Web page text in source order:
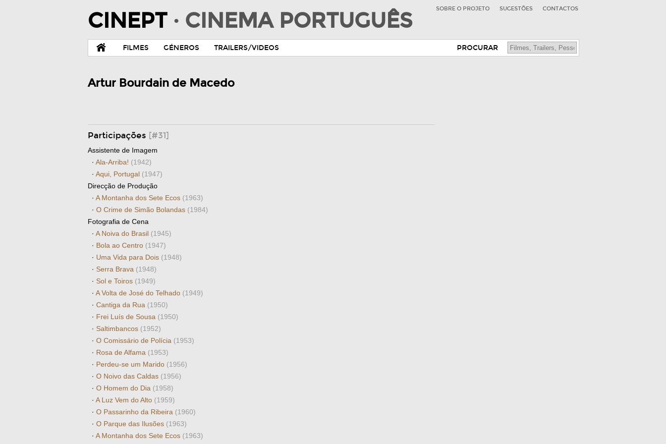
CINEPT · CINEMA PORTUGUÊS SOBRE O PROJETO SUGESTÕES CONTACTOS
FILMES GÉNEROS TRAILERS/VIDEOS PROCURAR
Artur Bourdain de Macedo
Participações [#31]
Assistente de Imagem
· Ala-Arriba! (1942)
· Aqui, Portugal (1947)
Direcção de Produção
· A Montanha dos Sete Ecos (1963)
· O Crime de Simão Bolandas (1984)
Fotografia de Cena
· A Noiva do Brasil (1945)
· Bola ao Centro (1947)
· Uma Vida para Dois (1948)
· Serra Brava (1948)
· Sol e Toiros (1949)
· A Volta de José do Telhado (1949)
· Cantiga da Rua (1950)
· Frei Luís de Sousa (1950)
· Saltimbancos (1952)
· O Comissário de Polícia (1953)
· Rosa de Alfama (1953)
· Perdeu-se um Marido (1956)
· O Noivo das Caldas (1956)
· O Homem do Dia (1958)
· A Luz Vem do Alto (1959)
· O Passarinho da Ribeira (1960)
· O Parque das Ilusões (1963)
· A Montanha dos Sete Ecos (1963)